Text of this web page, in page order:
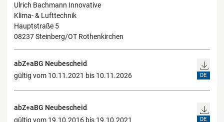
Ulrich Bachmann Innovative
Klima- & Lufttechnik
Hauptstraße 5
08237 Steinberg/OT Rothenkirchen
abZ+aBG Neubescheid
gültig vom 10.11.2021 bis 10.11.2026
DE
abZ+aBG Neubescheid
gültig vom 19.10.2016 bis 19.10.2021
DE